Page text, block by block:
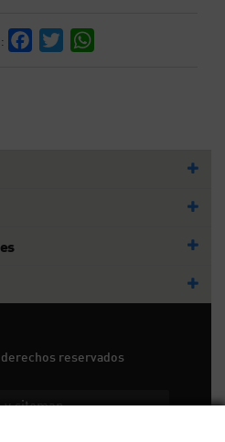
Facebook
Twitter
reservados
y sitemap